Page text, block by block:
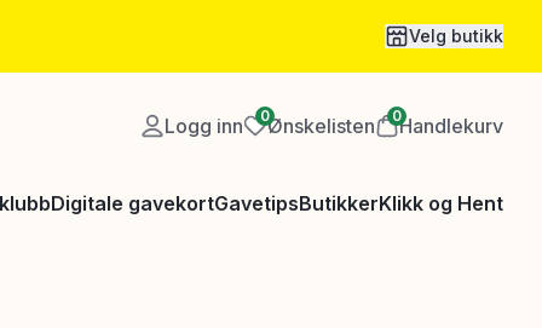
Velg butikk
Logg inn 0Ønskelisten 0Handlekurv
Digitale gavekortGavetipsButikkerKlikk og Hent